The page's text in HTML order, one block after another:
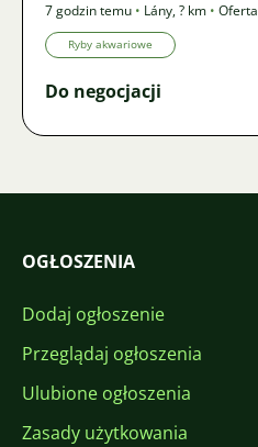
7 godzin temu • Lány,? km • Oferta
Ryby akwariowe
Do negocjacji
OGŁOSZENIA
Dodaj ogłoszenie
Przeglądaj ogłoszenia
Ulubione ogłoszenia
Zasady użytkowania